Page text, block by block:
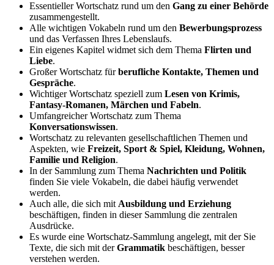
Essentieller Wortschatz rund um den Gang zu einer Behörde
zusammengestellt.
Alle wichtigen Vokabeln rund um den Bewerbungsprozess
und das Verfassen Ihres Lebenslaufs.
Ein eigenes Kapitel widmet sich dem Thema Flirten und
Liebe.
Großer Wortschatz fürberufliche Kontakte, Themen und
Gespräche.
Wichtiger Wortschatz speziell zum Lesen von Krimis,
Fantasy-Romanen, Märchen und Fabeln.
Umfangreicher Wortschatz zum Thema
Konversationswissen.
Wortschatz zu relevanten gesellschaftlichen Themen und
Aspekten, wie Freizeit, Sport & Spiel, Kleidung, Wohnen,
Familie und Religion.
In der Sammlung zum Thema Nachrichten und Politik
finden Sie viele Vokabeln, die dabei häufig verwendet
werden.
Auch alle, die sich mit Ausbildung und Erziehung
beschäftigen, finden in dieser Sammlung die zentralen
Ausdrücke.
Es wurde eine Wortschatz-Sammlung angelegt, mit der Sie
Texte, die sich mit derGrammatik beschäftigen, besser
verstehen werden.